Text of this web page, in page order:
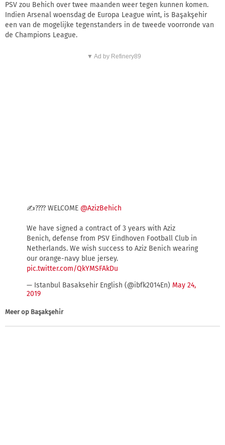
PSV zou Behich over twee maanden weer tegen kunnen komen.
Indien Arsenal woensdag de Europa League wint, is Başakşehir
een van de mogelijke tegenstanders in de tweede voorronde van
de Champions League.
▼ Ad by Refinery89
✍???? WELCOME @AzizBehich
We have signed a contract of 3 years with Aziz
Benich, defense from PSV Eindhoven Football Club in
Netherlands. We wish success to Aziz Benich wearing
our orange-navy blue jersey.
pic.twitter.com/QkYMSFAkDu
— Istanbul Basaksehir English (@ibfk2014En) May 24,
2019
Meer op Başakşehir